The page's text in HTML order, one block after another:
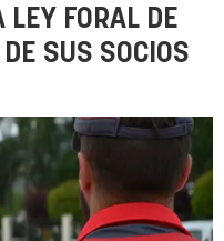
LEY FORAL DE
SUS SOCIOS